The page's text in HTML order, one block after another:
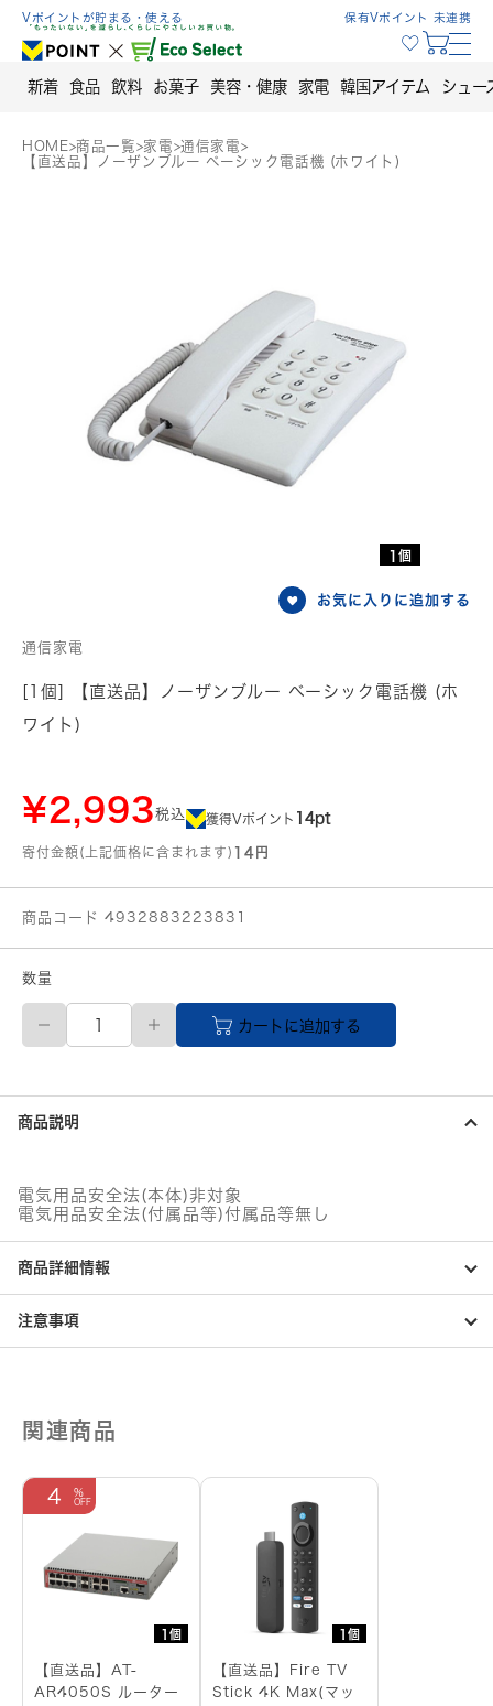
Skip
content
Vポイントが貯まる・使える 保有Vポイント 未連携
新着 食品 飲料 お菓子 美容・健康 家電 韓国アイテム シュー
HOME>商品一覧>家電>通信家電>
【直送品】ノーザンブルー ベーシック電話機 (ホワイト)
1個
お気に入りに追加する
通信家電
[1個] 【直送品】ノーザンブルー ベーシック電話機 (ホ
ワイト)
¥2,993税込 獲得Vポイント 14pt
寄付金額(上記価格に含まれます) 14円
商品コード 4932883223831
数量
【直
品】
ー
ザ
ン
ー
ベ
ッ
ク
電
話
機
ト)
カートに追加する
商品説明
電気用品安全法(本体)非対象
電気用品安全法(付属品等)付属品等無し
商品詳細情報
注意事項
関連商品
1個
4
【直送品】AT-
AR4050S ルーター
1個
【直送品】Fire TV
Stick 4K Max(マッ